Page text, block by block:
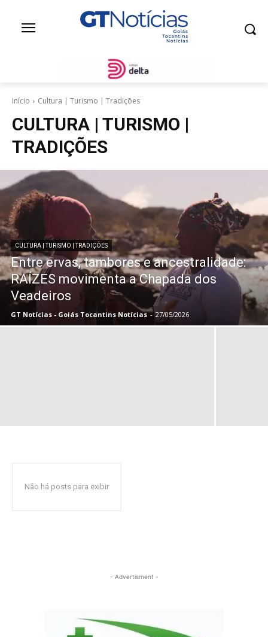
Início Cultura | Turismo | Tradições
CULTURA | TURISMO |
TRADIÇÕES
CULTURA | TURISMO | TRADIÇÕES
Entre ervas, tambores e ancestralidade:
RAÍZES movimenta a Chapada dos
Veadeiros
GT Notícias - Goiás Tocantins Notícias - 27/05/2026
Não há posts para exibir
- Advertisment -